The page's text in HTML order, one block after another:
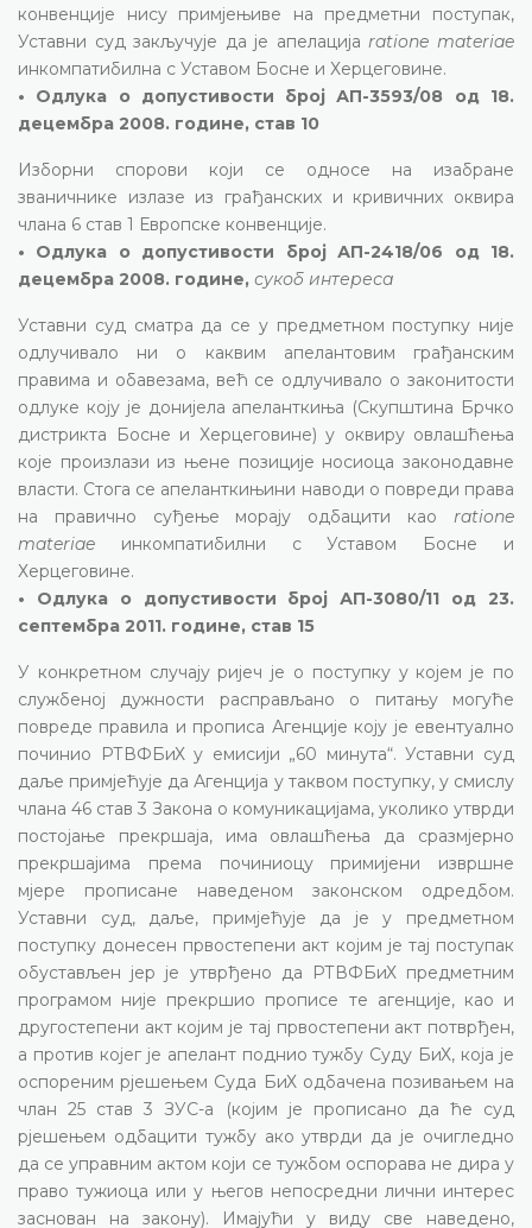
конвенције нису примјењиве на предметни поступак,
Уставни суд закључује да је апелацијаratione materiae
инкомпатибилна с Уставом Босне и Херцеговине.
• Одлука о допустивости број АП-3593/08 од 18.
децембра 2008. године, став 10
Изборни спорови који се односе на изабране
званичнике излазе из грађанских и кривичних оквира
члана 6 став 1 Европске конвенције.
• Одлука о допустивости број АП-2418/06 од 18.
децембра 2008. године, сукоб интереса
Уставни суд сматра да се у предметном поступку није
одлучивало ни о каквим апелантовим грађанским
правима и обавезама, већ се одлучивало о законитости
одлуке коју је донијела апеланткиња (Скупштина Брчко
дистрикта Босне и Херцеговине) у оквиру овлашћења
које произлази из њене позиције носиоца законодавне
власти. Стога се апеланткињини наводи о повреди права
на правично суђење морају одбацити као ratione
materiae инкомпатибилни с Уставом Босне и
Херцеговине.
• Одлука о допустивости број АП-3080/11 од 23.
септембра 2011. године, став 15
У конкретном случају ријеч је о поступку у којем је по
службеној дужности расправљано о питању могуће
повреде правила и прописа Агенције коју је евентуално
починио РТВФБиХ у емисији „60 минута“. Уставни суд
даље примјећује да Агенција у таквом поступку, у смислу
члана 46 став 3 Закона о комуникацијама, уколико утврди
постојање прекршаја, има овлашћења да сразмјерно
прекршајима према починиоцу примијени извршне
мјере прописане наведеном законском одредбом.
Уставни суд, даље, примјећује да је у предметном
поступку донесен првостепени акт којим је тај поступак
обустављен јер је утврђено да РТВФБиХ предметним
програмом није прекршио прописе те агенције, као и
другостепени акт којим је тај првостепени акт потврђен,
а против којег је апелант поднио тужбу Суду БиХ, која је
оспореним рјешењем Суда БиХ одбачена позивањем на
члан 25 став 3 ЗУС-а (којим је прописано да ће суд
рјешењем одбацити тужбу ако утврди да је очигледно
да се управним актом који се тужбом оспорава не дира у
право тужиоца или у његов непосредни лични интерес
заснован на закону). Имајући у виду све наведено,